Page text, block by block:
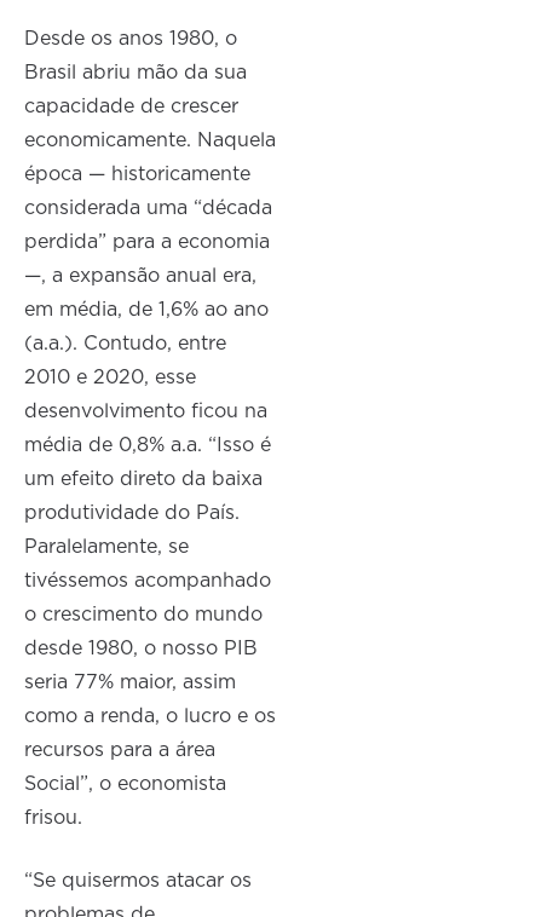
Desde os anos 1980, o
Brasil abriu mão da sua
capacidade de crescer
economicamente. Naquela
época — historicamente
considerada uma “década
perdida” para a economia
—, a expansão anual era,
em média, de 1,6% ao ano
(a.a.). Contudo, entre
2010 e 2020, esse
desenvolvimento ficou na
média de 0,8% a.a. “Isso é
um efeito direto da baixa
produtividade do País.
Paralelamente, se
tivéssemos acompanhado
o crescimento do mundo
desde 1980, o nosso PIB
seria 77% maior, assim
como a renda, o lucro e os
recursos para a área
Social”, o economista
frisou.
“Se quisermos atacar os